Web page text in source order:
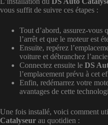
vous suffit de suivre ces étapes :
Tout d’abord, assurez-vous
l’arrêt et que le moteur est
Ensuite, repérez
voiture et débranchez
Connectez ensuite le DS
l’emplacement prévu à cet
Enfin, redémarrez votre
avantages de cette
Une fois installé, voici comment
Catalyseur au quotidien :